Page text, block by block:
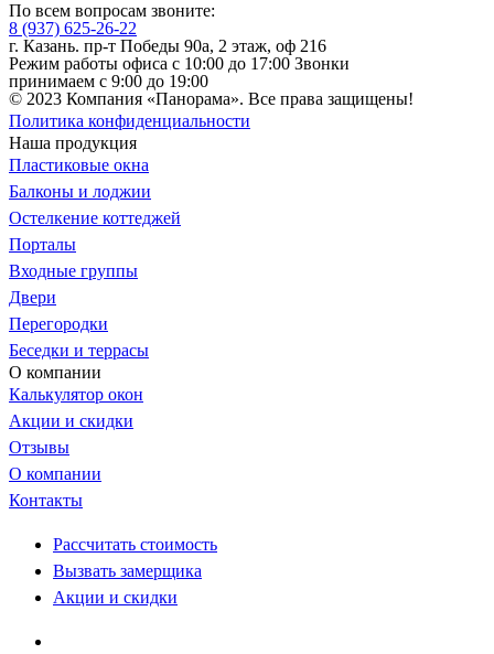
По всем вопросам звоните:
8 (937) 625-26-22
г. Казань. пр-т Победы 90а, 2 этаж, оф 216
Режим работы офиса с 10:00 до 17:00 Звонки
принимаем с 9:00 до 19:00
© 2023 Компания «Панорама». Все права защищены!
Политика конфиденциальности
Наша продукция
Пластиковые окна
Балконы и лоджии
Остелкение коттеджей
Порталы
Входные группы
Двери
Перегородки
Беседки и террасы
О компании
Калькулятор окон
Акции и скидки
Отзывы
О компании
Контакты
Рассчитать стоимость
Вызвать замерщика
Акции и скидки